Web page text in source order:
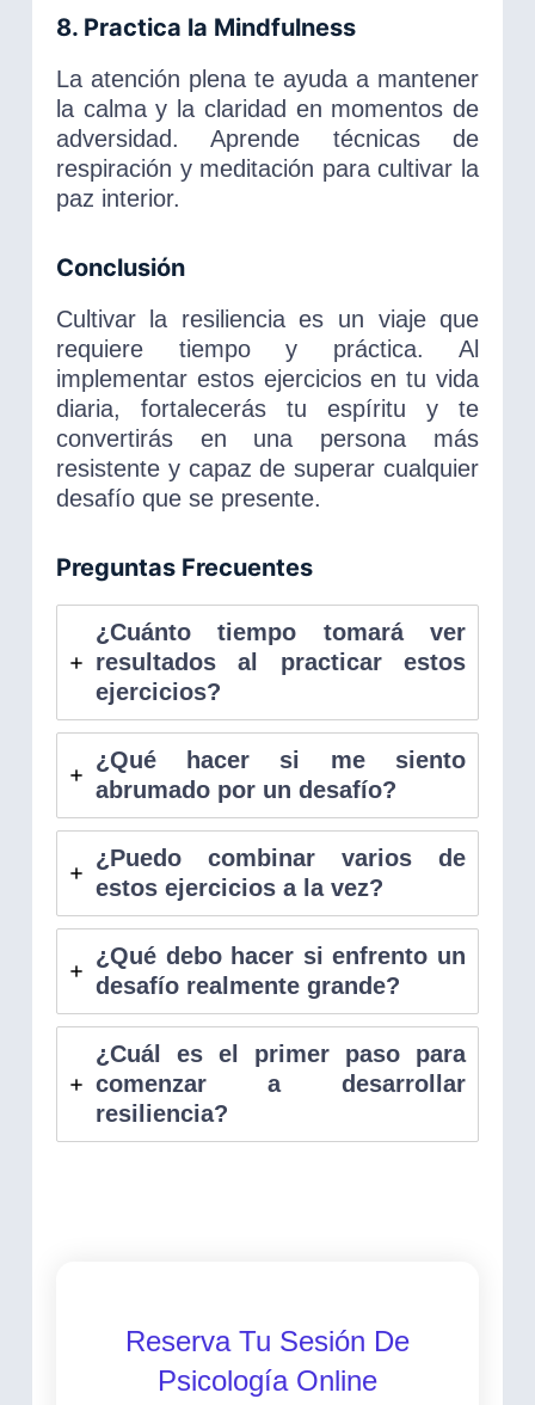
8. Practica la Mindfulness
La atención plena te ayuda a mantener
la calma y la claridad en momentos de
adversidad. Aprende técnicas de
respiración y meditación para cultivar la
paz interior.
Conclusión
Cultivar la resiliencia es un viaje que
requiere tiempo y práctica. Al
implementar estos ejercicios en tu vida
diaria, fortalecerás tu espíritu y te
convertirás en una persona más
resistente y capaz de superar cualquier
desafío que se presente.
Preguntas Frecuentes
¿Cuánto tiempo tomará ver
resultados al practicar estos
ejercicios?
¿Qué hacer si me siento
abrumado por un desafío?
¿Puedo combinar varios de
estos ejercicios a la vez?
¿Qué debo hacer si enfrento un
desafío realmente grande?
¿Cuál es el primer paso para
comenzar a desarrollar
resiliencia?
Reserva Tu Sesión De
Psicología Online